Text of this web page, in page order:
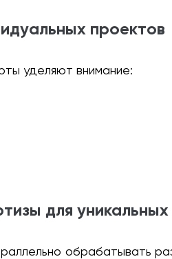
проектов
уделяют внимание:
для
обрабатывать